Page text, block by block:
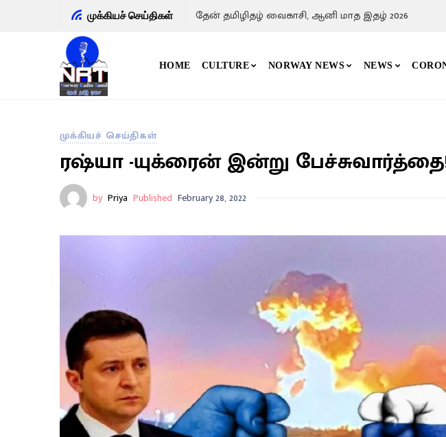
முக்கியச் செய்திகள் தேன் தமிழிதழ் வைகாசி, ஆனி மாத இதழ் 2026
HOME CULTURE NORWAY NEWS NEWS
முக்கியச் செய்திகள்
ரஷ்யா -யுக்ரைன் இன்று
by Priya Published February 28, 2022